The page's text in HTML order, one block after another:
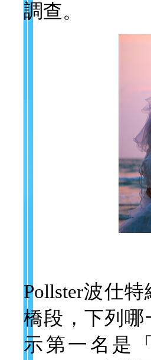
調查。
Pollster波仕
橋段，下列
示第一名是